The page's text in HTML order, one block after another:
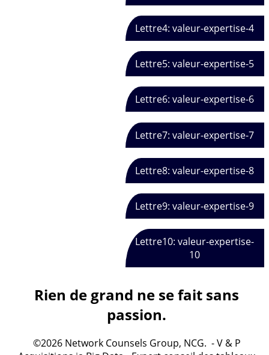
Lettre4: valeur-expertise-4
Lettre5: valeur-expertise-5
Lettre6: valeur-expertise-6
Lettre7: valeur-expertise-7
Lettre8: valeur-expertise-8
Lettre9: valeur-expertise-9
Lettre10: valeur-expertise-
10
Rien de grand ne se fait sans
passion.
©2026 Network Counsels Group, NCG. - V & P